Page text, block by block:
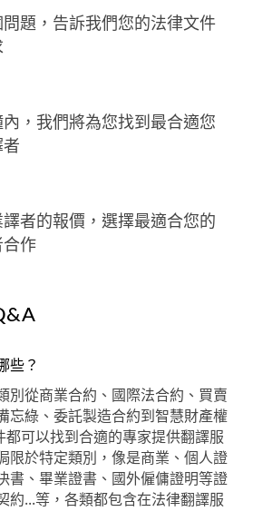
題，告訴我們您的法律文件
，我們將為您找到最合適您
者的報價，選擇最適合您的
作
些？
別從商業合約、國際法合約、買賣
忘綠、委託製造合約到智慧財產權
都可以找到合適的專家提供翻譯服
限於特定類別，像是商業、個人證
書、畢業證書、國外僱傭證明等證
約...等，各類都包含在法律翻譯服